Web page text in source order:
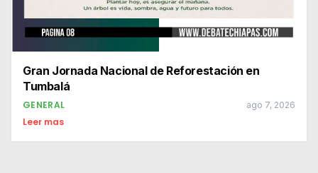
Gran Jornada Nacional de Reforestación en
Tumbalá
GENERAL ago 7, 2026
Leer mas